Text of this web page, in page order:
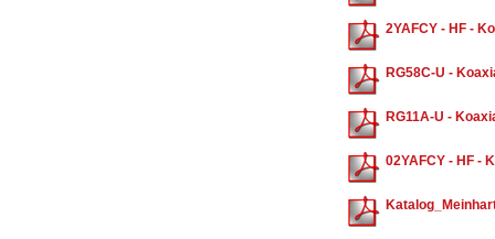
2YAFCY - HF -
RG58C-U -
RG11A-U -
02YAFCY - HF -